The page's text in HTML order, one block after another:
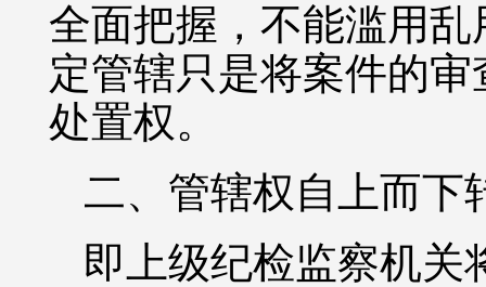
全面把握，不能滥用
定管辖只是将案件的
处置权。
二、管辖权自上而下
即上级纪检监察机关